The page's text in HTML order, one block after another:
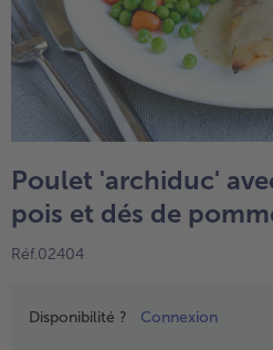
High Protein
TousHigh Protein
Veggie &
TousVeggie & Vegan
Poulet 'archiduc'
pois et dés de
Réf.02404
Prix
Disponibilité ? Connexion